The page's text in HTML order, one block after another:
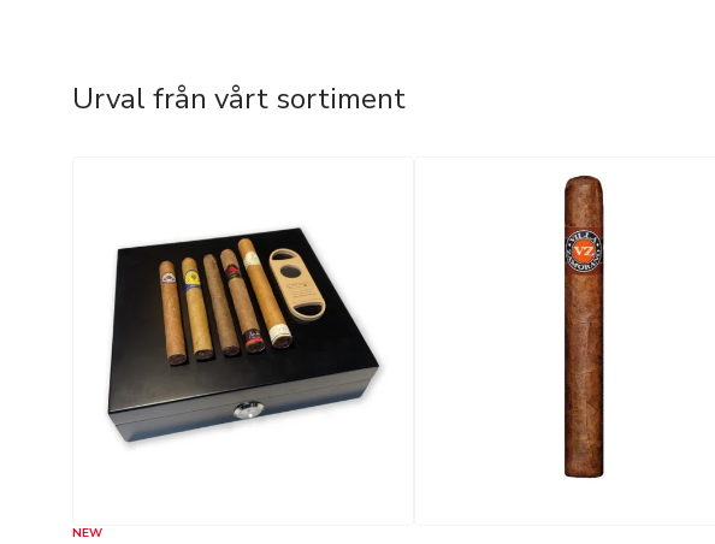
Urval från vårt sortiment
NEW